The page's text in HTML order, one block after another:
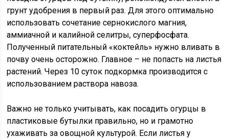
грунт удобрения в первый раз. Для этого оптимально
использовать сочетание сернокислого магния,
аммиачной и калийной селитры, суперфосфата.
Полученный питательный «коктейль» нужно вливать в
почву очень осторожно. Главное – не попасть на листья
растений. Через 10 суток подкормка производится с
использованием раствора навоза.
Важно не только учитывать, как посадить огурцы в
пластиковые бутылки правильно, но и грамотно
ухаживать за овощной культурой. Если листья у